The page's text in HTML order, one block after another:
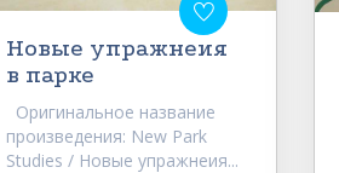
Новые упражнеия
в парке
Оригинальное название
произведения: New Park
Studies / Новые упражнеия...